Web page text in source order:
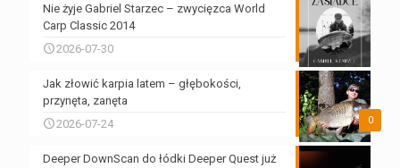
Nie żyje Gabriel Starzec – zwycięzca World
Carp Classic 2014
2026-07-30
0
Jak złowić karpia latem – głębokości,
przynęta, zanęta
2026-07-24
Deeper DownScan do łódki Deeper Quest już